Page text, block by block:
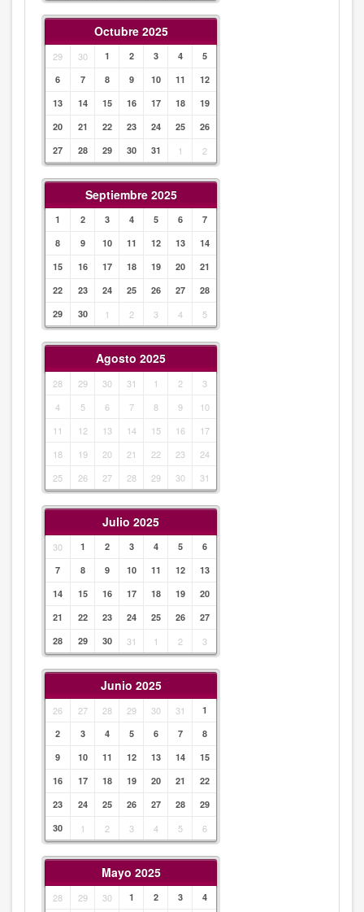
Octubre 2025
29 30 1 2 3 4
5
6
7 8 9 10 11
12
13
14 15 16 17 18
19
20
21 22 23 24 25
26
27
28 29 30 31 1 2
Septiembre 2025
1 2 3 4 5 6
7
8
9 10 11 12 13
14
15
16 17 18 19 20
21
22
23 24 25 26 27
28
29
30 1 2 3 4 5
Agosto 2025
28 29 30 31 1 2
3
4
5 6 7 8 9
10
11
12 13 14 15 16
17
18
19 20 21 22 23
24
25
26 27 28 29 30 31
Julio 2025
30 1 2 3 4 5
6
7
8 9 10 11 12
13
14
15 16 17 18 19
20
21
22 23 24 25 26
27
28
29 30 31 1 2 3
Junio 2025
26 27 28 29 30 31
1
2
3 4 5 6 7
8
9
10 11 12 13 14
15
16
17 18 19 20 21
22
23
24 25 26 27 28
29
30
1 2 3 4 5 6
Mayo 2025
28 29 30 1 2 3 4